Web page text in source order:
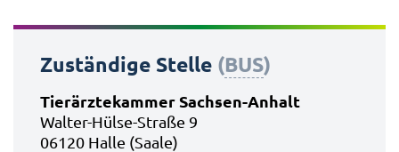
Zuständige Stelle (BUS)
Tierärztekammer Sachsen-Anhalt
Walter-Hülse-Straße 9
06120 Halle (Saale)